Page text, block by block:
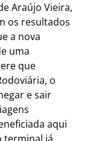
Araújo Vieira,
os resultados
a nova
uma
que
o
e sair
aqui